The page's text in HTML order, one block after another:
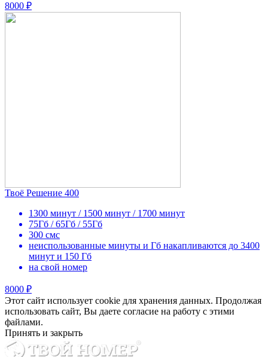
8000 ₽
Твоё Решение 400
1300 минут / 1500 минут / 1700 минут
75Гб / 65Гб / 55Гб
300 смс
неиспользованные минуты и Гб накапливаются до 3400
минут и 150 Гб
на свой номер
8000 ₽
Этот сайт использует cookie для хранения данных. Продолжая
использовать сайт, Вы даете согласие на работу с этими
файлами.
Принять и закрыть